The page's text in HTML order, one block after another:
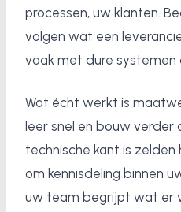
processen, uw klanten.
volgen wat een
vaak met dure systemen
Wat écht werkt is
leer snel en bouw
technische kant is
om kennisdeling binnen
uw team begrijpt wat er